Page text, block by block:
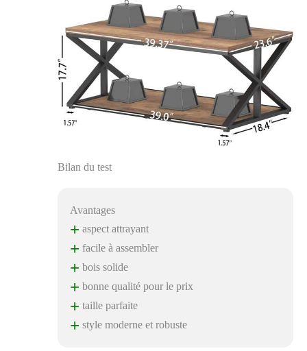
Bilan du test
Avantages
+ aspect attrayant
+ facile à assembler
+ bois solide
+ bonne qualité pour le prix
+ taille parfaite
+ style moderne et robuste